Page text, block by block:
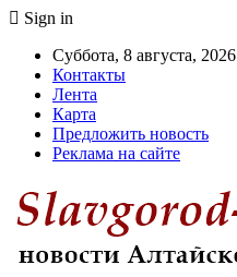
Sign in
Суббота, 8 августа, 2026
Контакты
Лента
Карта
Предложить новость
Реклама на сайте